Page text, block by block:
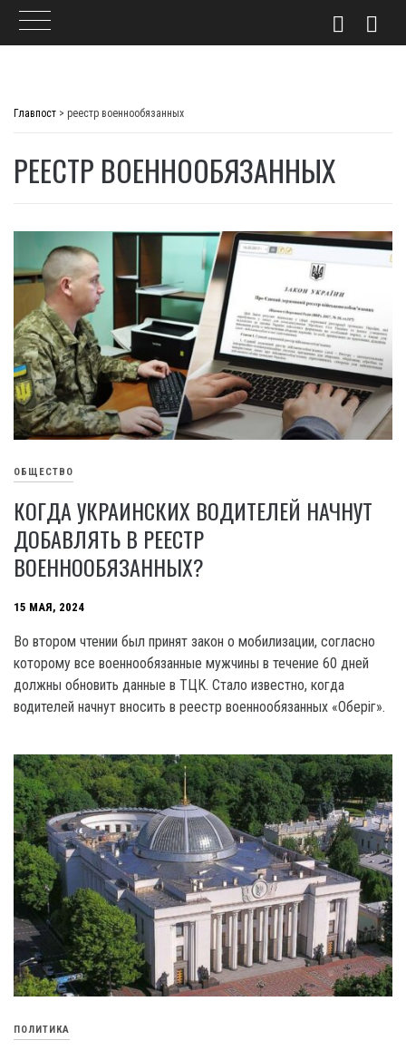
Главпост > реестр военнообязанных
РЕЕСТР ВОЕННООБЯЗАННЫХ
ОБЩЕСТВО
КОГДА УКРАИНСКИХ ВОДИТЕЛЕЙ НАЧНУТ
ДОБАВЛЯТЬ В РЕЕСТР
ВОЕННООБЯЗАННЫХ?
15 МАЯ, 2024
Во втором чтении был принят закон о мобилизации, согласно
которому все военнообязанные мужчины в течение 60 дней
должны обновить данные в ТЦК. Стало известно, когда
водителей начнут вносить в реестр военнообязанных «Оберіг».
ПОЛИТИКА